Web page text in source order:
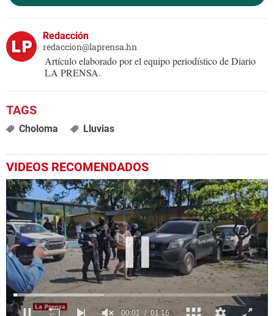
Redacción
redaccion@laprensa.hn
Artículo elaborado por el equipo periodístico de Diario
LA PRENSA.
Choloma Lluvias
VIDEOS RECOMENDADOS